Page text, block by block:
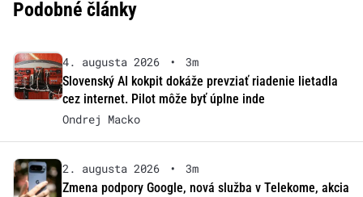
Podobné články
4. augusta 2026 •
3m
Slovenský AI kokpit dokáže prevziať riadenie lietadla
cez internet. Pilot môže byť úplne inde
Ondrej Macko
2. augusta 2026 •
3m
Zmena podpory Google, nová služba v Telekome, akcia